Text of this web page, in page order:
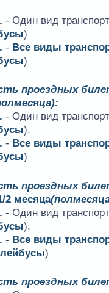
- Один вид
)
- Все виды
)
проездных
- Один вид
).
- Все виды
)
проездных
2 месяца
- Один вид
).
- Все виды
)
проездных